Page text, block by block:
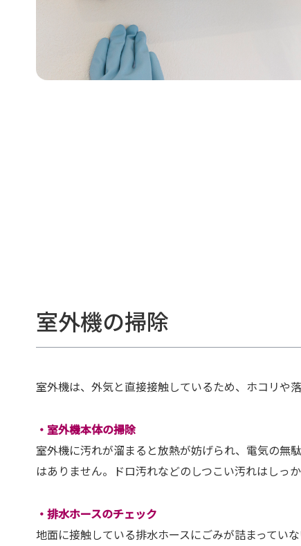
室外機の掃除
室外機は、外気と直接接触しているため、ホコリや
・室外機本体の掃除
室外機に汚れが溜まると放熱が妨げられ、電気の無
はありません。ドロ汚れなどのしつこい汚れはしっ
・排水ホースのチェック
地面に接触している排水ホースにごみが詰まってい